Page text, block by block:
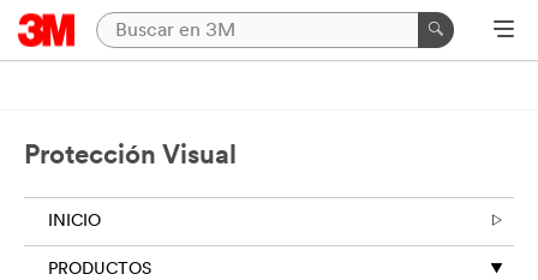
Protección Visual
INICIO
PRODUCTOS